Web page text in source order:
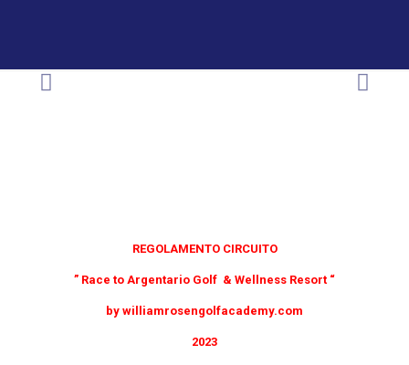
REGOLAMENTO CIRCUITO
” Race to Argentario Golf & Wellness Resort “
by williamrosengolfacademy.com
2023